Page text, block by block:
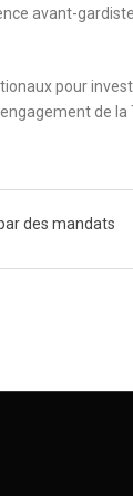
avant-
pour
de
des mandats